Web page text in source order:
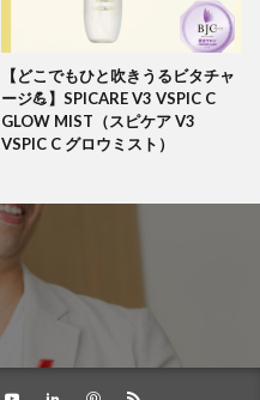
【どこでもひと吹きうるビタチャ
ージ💪】SPICARE V3 VSPIC C
GLOW MIST（スピケア V3
VSPIC C グロウミスト）